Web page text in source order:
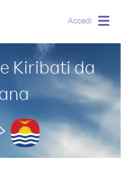
Accedi
Kiribati da